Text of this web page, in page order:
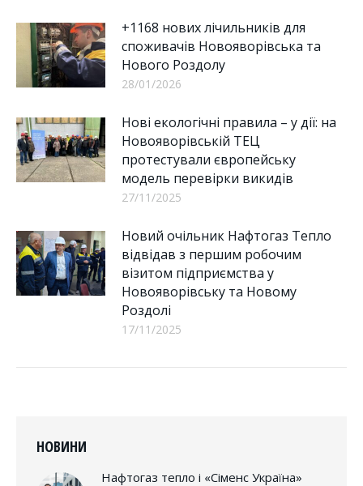
+1168 нових лічильників для
споживачів Новояворівська та
Нового Роздолу
28/01/2026
Нові екологічні правила – у дії: на
Новояворівській ТЕЦ
протестували європейську
модель перевірки викидів
27/11/2025
Новий очільник Нафтогаз Тепло
відвідав з першим робочим
візитом підприємства у
Новояворівську та Новому
Роздолі
17/11/2025
НОВИНИ
Нафтогаз тепло і «Сіменс Україна»